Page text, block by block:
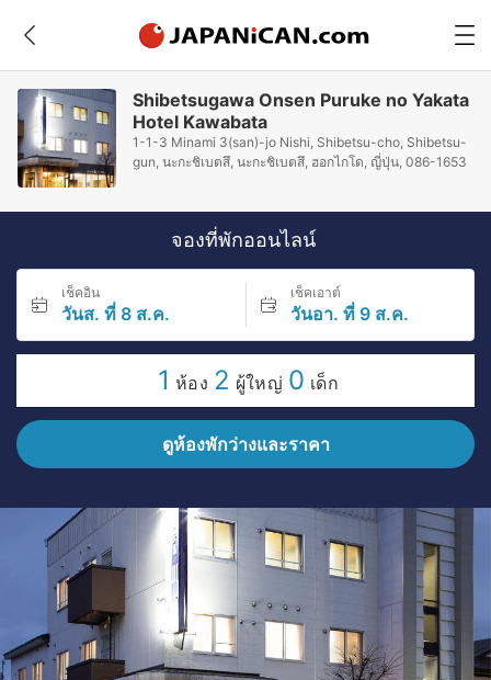
Shibetsugawa Onsen Puruke no Yakata
Hotel Kawabata
1-1-3 Minami 3(san)-jo Nishi, Shibetsu-cho, Shibetsu-
gun, นะกะชิเบตสึ, นะกะชิเบตสึ, ฮอกไกโด, ญี่ปุ่น, 086-1653
จองที่พักออนไลน์
เช็คอิน
วันส. ที่ 8 ส.ค.
เช็คเอาต์
วันอา. ที่ 9 ส.ค.
1 ห้อง 2 ผู้ใหญ่ 0 เด็ก
ดูห้องพักว่างและราคา